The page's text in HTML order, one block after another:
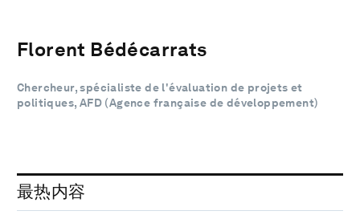
Florent Bédécarrats
Chercheur, spécialiste de l'évaluation de projets et
politiques, AFD (Agence française de développement)
最热内容